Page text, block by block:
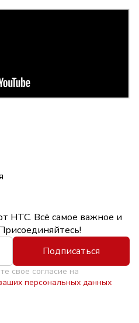
НТС. Всё самое важное и
Подписаться
свое согласие на
персональных данных